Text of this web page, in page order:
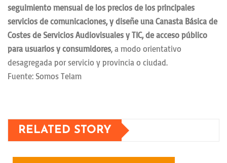
seguimiento mensual de los precios de los principales
servicios de comunicaciones, y diseñe una Canasta Básica de
Costes de Servicios Audiovisuales y TIC, de acceso público
para usuarios y consumidores, a modo orientativo
desagregada por servicio y provincia o ciudad.
Fuente: Somos Telam
RELATED STORY